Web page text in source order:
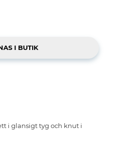
i glansigt tyg och knut i